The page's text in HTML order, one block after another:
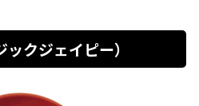
クジェイピー）